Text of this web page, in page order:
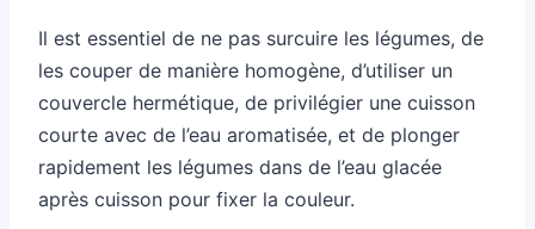
Il est essentiel de ne pas surcuire les légumes, de
les couper de manière homogène, d’utiliser un
couvercle hermétique, de privilégier une cuisson
courte avec de l’eau aromatisée, et de plonger
rapidement les légumes dans de l’eau glacée
après cuisson pour fixer la couleur.